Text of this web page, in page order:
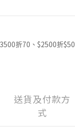
折70、$2500折$50
送貨及付款方
式